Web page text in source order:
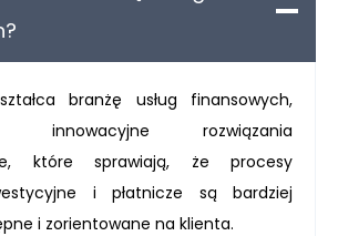
branżę usług finansowych,
innowacyjne rozwiązania
które sprawiają, że procesy
i płatnicze są bardziej
i zorientowane na klienta.